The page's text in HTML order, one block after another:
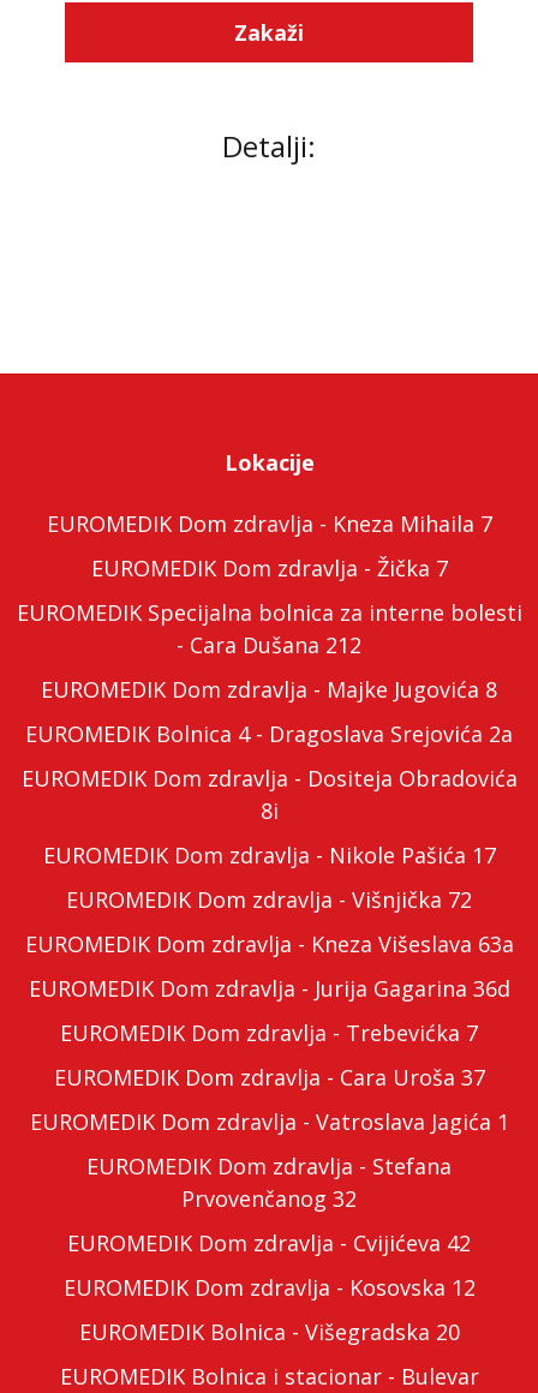
Zakaži
Detalji:
Lokacije
EUROMEDIK Dom zdravlja - Kneza Mihaila 7
EUROMEDIK Dom zdravlja - Žička 7
EUROMEDIK Specijalna bolnica za interne bolesti
- Cara Dušana 212
EUROMEDIK Dom zdravlja - Majke Jugovića 8
EUROMEDIK Bolnica 4 - Dragoslava Srejovića 2a
EUROMEDIK Dom zdravlja - Dositeja Obradovića
8i
EUROMEDIK Dom zdravlja - Nikole Pašića 17
EUROMEDIK Dom zdravlja - Višnjička 72
EUROMEDIK Dom zdravlja - Kneza Višeslava 63a
EUROMEDIK Dom zdravlja - Jurija Gagarina 36d
EUROMEDIK Dom zdravlja - Trebevićka 7
EUROMEDIK Dom zdravlja - Cara Uroša 37
EUROMEDIK Dom zdravlja - Vatroslava Jagića 1
EUROMEDIK Dom zdravlja - Stefana
Prvovenčanog 32
EUROMEDIK Dom zdravlja - Cvijićeva 42
EUROMEDIK Dom zdravlja - Kosovska 12
EUROMEDIK Bolnica - Višegradska 20
EUROMEDIK Bolnica i stacionar - Bulevar